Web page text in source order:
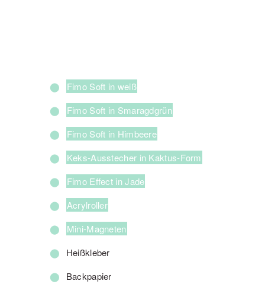
Fimo Soft in weiß
Fimo Soft in Smaragdgrün
Fimo Soft in Himbeere
Keks-Ausstecher in Kaktus-Form
Fimo Effect in Jade
Acrylroller
Mini-Magneten
Heißkleber
Backpapier